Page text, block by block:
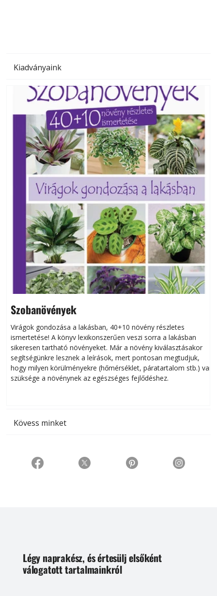
Kiadványaink
Szobanövények
Virágok gondozása a lakásban, 40+10 növény részletes
ismertetése! A könyv lexikonszerűen veszi sorra a lakásban
sikeresen tart­ha­tó növényeket. Már a növény kiválasztásakor
segítségünkre lesznek a leírások, mert pontosan megtudjuk,
hogy milyen körülményekre (hőmérséklet, páratartalom stb.) van
szüksége a növénynek az egészséges fejlődéshez.
Kövess minket
Légy naprakész, és értesülj elsőként
válogatott tartalmainkról